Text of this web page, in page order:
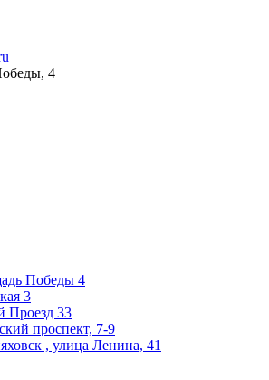
4
Победы 4
3
Проезд 33
проспект, 7-9
, улица Ленина, 41